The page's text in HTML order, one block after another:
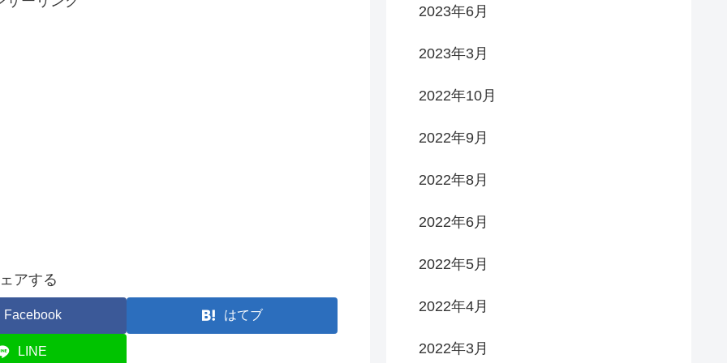
アする
Facebook はてブ
LINE
2023年6月
2023年3月
2022年10月
2022年9月
2022年8月
2022年6月
2022年5月
2022年4月
2022年3月